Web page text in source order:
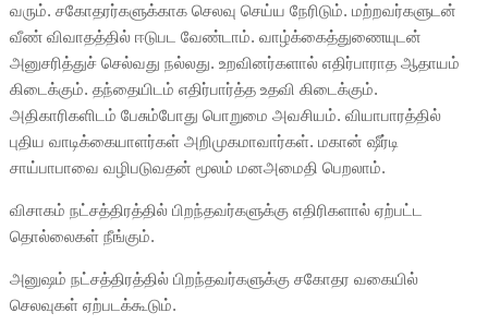
வரும். சகோதரர்களுக்காக செலவு செய்ய நேரிடும். மற்றவர்களுடன்
வீண் விவாதத்தில் ஈடுபட வேண்டாம். வாழ்க்கைத்துணையுடன்
அனுசரித்துச் செல்வது நல்லது. உறவினர்களால் எதிர்பாராத ஆதாயம்
கிடைக்கும். தந்தையிடம் எதிர்பார்த்த உதவி கிடைக்கும்.
அதிகாரிகளிடம் பேசும்போது பொறுமை அவசியம். வியாபாரத்தில்
புதிய வாடிக்கையாளர்கள் அறிமுகமாவார்கள். மகான் ஷீர்டி
சாய்பாபாவை வழிபடுவதன் மூலம் மனஅமைதி பெறலாம்.
விசாகம் நட்சத்திரத்தில் பிறந்தவர்களுக்கு எதிரிகளால் ஏற்பட்ட
தொல்லைகள் நீங்கும்.
அனுஷம் நட்சத்திரத்தில் பிறந்தவர்களுக்கு சகோதர வகையில்
செலவுகள் ஏற்படக்கூடும்.